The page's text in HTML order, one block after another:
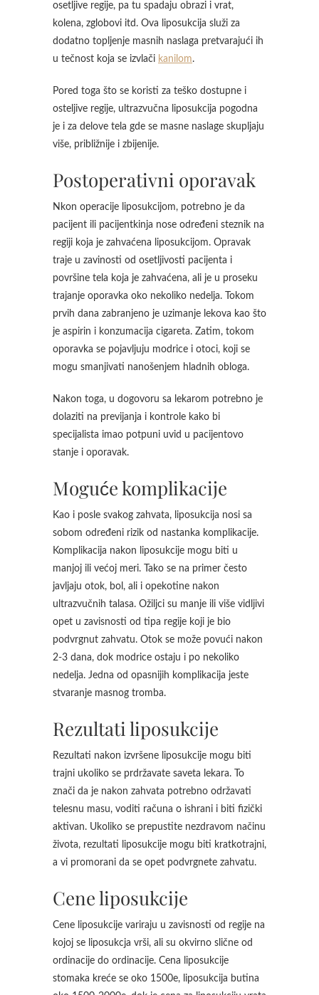
osetljive regije, pa tu spadaju obrazi i vrat,
kolena, zglobovi itd. Ova liposukcija služi za
dodatno topljenje masnih naslaga pretvarajući ih
u tečnost koja se izvlači kanilom.
Pored toga što se koristi za teško dostupne i
osteljive regije, ultrazvučna liposukcija pogodna
je i za delove tela gde se masne naslage skupljaju
više, približnije i zbijenije.
Postoperativni oporavak
Nkon operacije liposukcijom, potrebno je da
pacijent ili pacijentkinja nose određeni steznik na
regiji koja je zahvaćena liposukcijom. Opravak
traje u zavinosti od osetljivosti pacijenta i
površine tela koja je zahvaćena, ali je u proseku
trajanje oporavka oko nekoliko nedelja. Tokom
prvih dana zabranjeno je uzimanje lekova kao što
je aspirin i konzumacija cigareta. Zatim, tokom
oporavka se pojavljuju modrice i otoci, koji se
mogu smanjivati nanošenjem hladnih obloga.
Nakon toga, u dogovoru sa lekarom potrebno je
dolaziti na previjanja i kontrole kako bi
specijalista imao potpuni uvid u pacijentovo
stanje i oporavak.
Moguće komplikacije
Kao i posle svakog zahvata, liposukcija nosi sa
sobom određeni rizik od nastanka komplikacije.
Komplikacija nakon liposukcije mogu biti u
manjoj ili većoj meri. Tako se na primer često
javljaju otok, bol, ali i opekotine nakon
ultrazvučnih talasa. Ožiljci su manje ili više vidljivi
opet u zavisnosti od tipa regije koji je bio
podvrgnut zahvatu. Otok se može povući nakon
2-3 dana, dok modrice ostaju i po nekoliko
nedelja. Jedna od opasnijih komplikacija jeste
stvaranje masnog tromba.
Rezultati liposukcije
Rezultati nakon izvršene liposukcije mogu biti
trajni ukoliko se prdržavate saveta lekara. To
znači da je nakon zahvata potrebno održavati
telesnu masu, voditi računa o ishrani i biti fizički
aktivan. Ukoliko se prepustite nezdravom načinu
života, rezultati liposukcije mogu biti kratkotrajni,
a vi promorani da se opet podvrgnete zahvatu.
Cene liposukcije
Cene liposukcije variraju u zavisnosti od regije na
kojoj se liposukcja vrši, ali su okvirno slične od
ordinacije do ordinacije. Cena liposukcije
stomaka kreće se oko 1500e, liposukcija butina